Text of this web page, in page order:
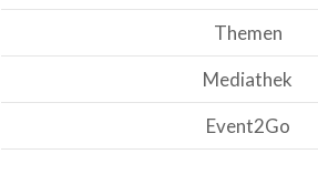
Themen
Mediathek
Event2Go